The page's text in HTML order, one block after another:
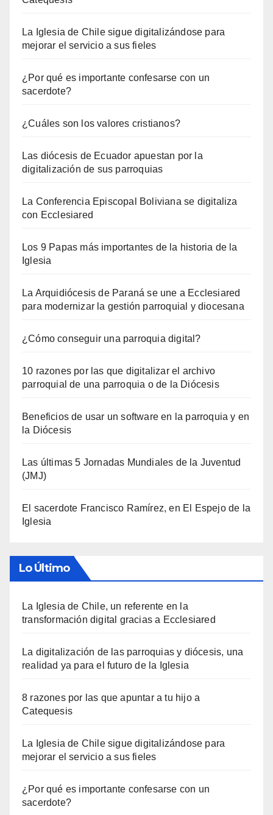
La Iglesia de Chile sigue digitalizándose para
mejorar el servicio a sus fieles
¿Por qué es importante confesarse con un
sacerdote?
¿Cuáles son los valores cristianos?
Las diócesis de Ecuador apuestan por la
digitalización de sus parroquias
La Conferencia Episcopal Boliviana se digitaliza
con Ecclesiared
Los 9 Papas más importantes de la historia de la
Iglesia
La Arquidiócesis de Paraná se une a Ecclesiared
para modernizar la gestión parroquial y diocesana
¿Cómo conseguir una parroquia digital?
10 razones por las que digitalizar el archivo
parroquial de una parroquia o de la Diócesis
Beneficios de usar un software en la parroquia y en
la Diócesis
Las últimas 5 Jornadas Mundiales de la Juventud
(JMJ)
El sacerdote Francisco Ramírez, en El Espejo de la
Iglesia
Lo Último
La Iglesia de Chile, un referente en la
transformación digital gracias a Ecclesiared
La digitalización de las parroquias y diócesis, una
realidad ya para el futuro de la Iglesia
8 razones por las que apuntar a tu hijo a
Catequesis
La Iglesia de Chile sigue digitalizándose para
mejorar el servicio a sus fieles
¿Por qué es importante confesarse con un
sacerdote?